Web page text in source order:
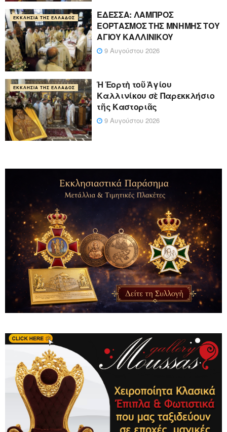
ΕΚΚΛΗΣΊΑ ΤΗΣ ΕΛΛΆΔΟΣ
ΕΔΕΣΣΑ: ΛΑΜΠΡΟΣ
ΕΟΡΤΑΣΜΟΣ ΤΗΣ ΜΝΗΜΗΣ ΤΟΥ
ΑΓΙΟΥ ΚΑΛΛΙΝΙΚΟΥ
9 Αυγούστου 2026
ΕΚΚΛΗΣΊΑ ΤΗΣ ΕΛΛΆΔΟΣ
Ἡ Ἑορτὴ τοῦ Ἁγίου
Καλλινίκου σὲ Παρεκκλήσιο
τῆς Καστοριᾶς
9 Αυγούστου 2026